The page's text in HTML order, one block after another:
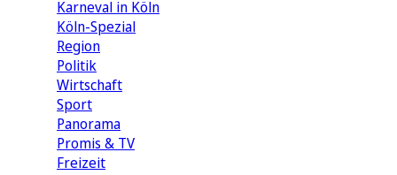
Karneval in Köln
Köln-Spezial
Region
Politik
Wirtschaft
Sport
Panorama
Promis & TV
Freizeit